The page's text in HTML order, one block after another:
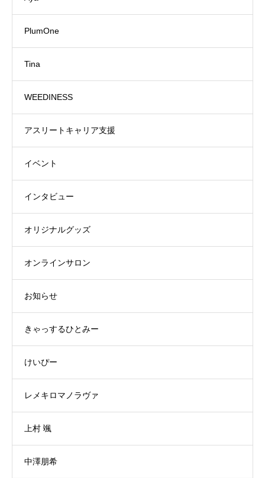
PlumOne
Tina
WEEDINESS
アスリートキャリア支援
イベント
インタビュー
オリジナルグッズ
オンラインサロン
お知らせ
きゃっするひとみー
けいぴー
レメキロマノラヴァ
上村 颯
中澤朋希